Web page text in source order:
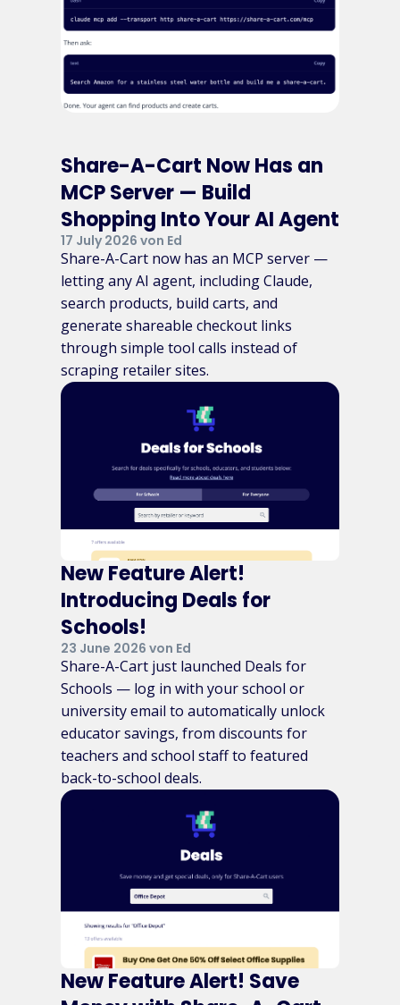
Share-A-Cart Now Has an
MCP Server — Build
Shopping Into Your AI Agent
17 July 2026 von Ed
Share-A-Cart now has an MCP server —
letting any AI agent, including Claude,
search products, build carts, and
generate shareable checkout links
through simple tool calls instead of
scraping retailer sites.
New Feature Alert!
Introducing Deals for
Schools!
23 June 2026 von Ed
Share-A-Cart just launched Deals for
Schools — log in with your school or
university email to automatically unlock
educator savings, from discounts for
teachers and school staff to featured
back-to-school deals.
New Feature Alert! Save